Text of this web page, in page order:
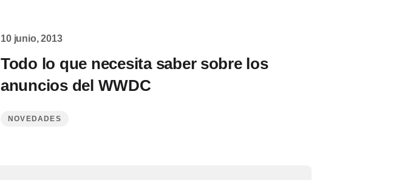
10 junio, 2013
Todo lo que necesita saber sobre los
anuncios del WWDC
NOVEDADES